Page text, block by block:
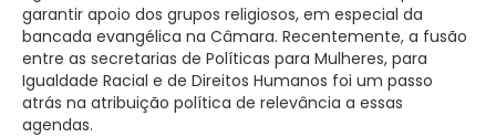
garantir apoio dos grupos religiosos, em especial da
bancada evangélica na Câmara. Recentemente, a fusão
entre as secretarias de Políticas para Mulheres, para
Igualdade Racial e de Direitos Humanos foi um passo
atrás na atribuição política de relevância a essas
agendas.